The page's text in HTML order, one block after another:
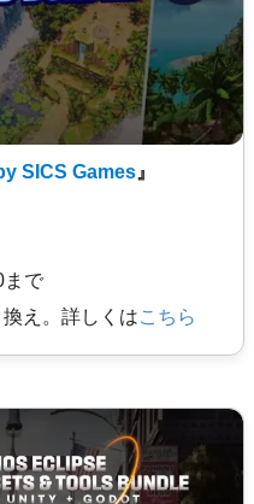
SICS Games 』
まで
え。詳しくはこちら